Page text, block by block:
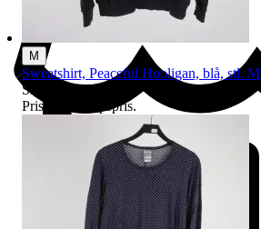
M
Sweatshirt, Peaceful Hooligan, blå, stl. M
Sluttid
9 aug 18:33
Pris:
Utropspris.